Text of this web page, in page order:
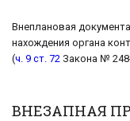
Внеплановая
нахождения органа
(ч. 9 ст. 72 Закона №
ВНЕЗАПНАЯ